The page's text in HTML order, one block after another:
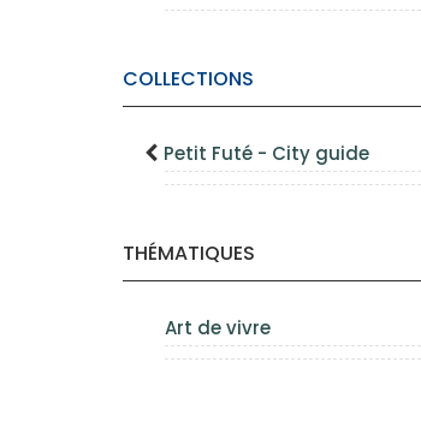
COLLECTIONS
Petit Futé - City guide
THÉMATIQUES
Art de vivre